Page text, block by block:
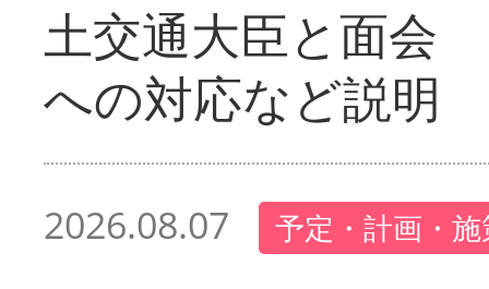
土交通大臣と面会
への対応など説明
2026.08.07 予定・計画・